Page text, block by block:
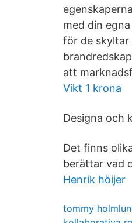
med din
för de skyltar
att
Vikt 1 krona
Designa och
Det finns
berättar vad
Henrik höijer
tommy